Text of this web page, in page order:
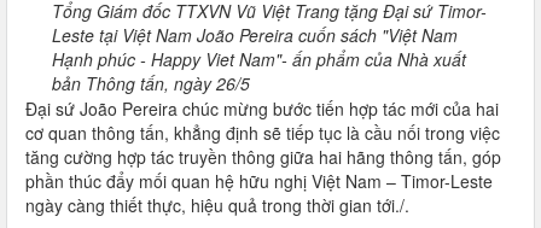
Tổng Giám đốc TTXVN Vũ Việt Trang tặng Đại sứ Timor-
Leste tại Việt Nam João Pereira cuốn sách "Việt Nam
Hạnh phúc - Happy Viet Nam"- ấn phẩm của Nhà xuất
bản Thông tấn, ngày 26/5
Đại sứ João Pereira chúc mừng bước tiến hợp tác mới của hai
cơ quan thông tấn, khẳng định sẽ tiếp tục là cầu nối trong việc
tăng cường hợp tác truyền thông giữa hai hãng thông tấn, góp
phần thúc đẩy mối quan hệ hữu nghị Việt Nam – Timor-Leste
ngày càng thiết thực, hiệu quả trong thời gian tới./.